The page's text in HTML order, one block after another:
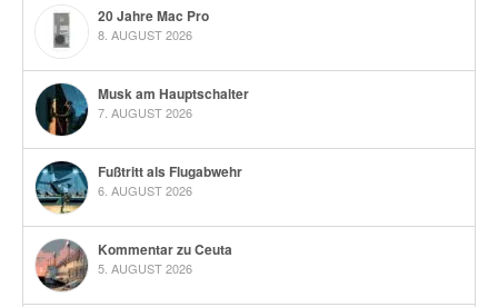
20 Jahre Mac Pro
8. AUGUST 2026
Musk am Hauptschalter
7. AUGUST 2026
Fußtritt als Flugabwehr
6. AUGUST 2026
Kommentar zu Ceuta
5. AUGUST 2026